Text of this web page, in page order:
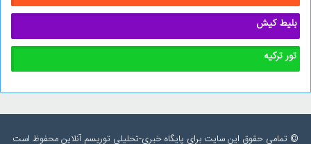
بلیط کیش
تور ترکیه
© تمامی حقوق این سایت برای پایگاه خبری-تحلیلی توریسم آنلاین محفوظ است